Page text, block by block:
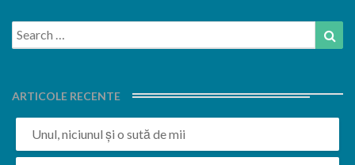
Search
for:
ARTICOLE RECENTE
Unul, niciunul și o sută de mii